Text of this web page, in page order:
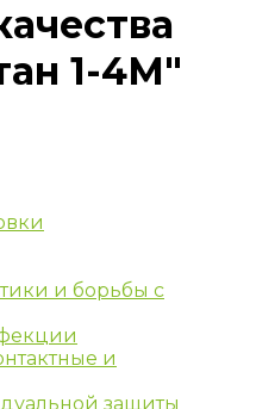
1-4M"
и борьбы с
и
защиты